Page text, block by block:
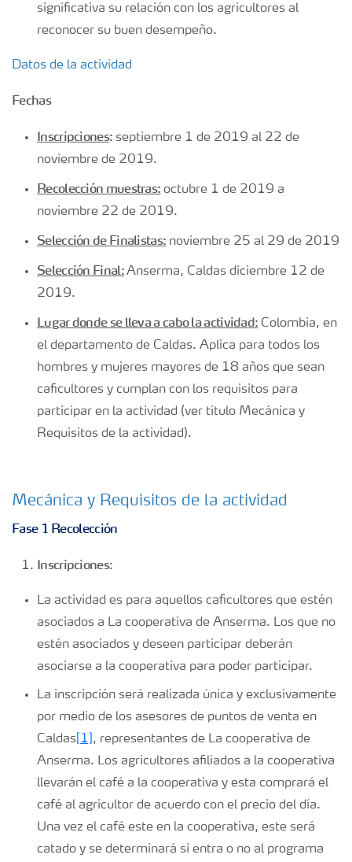
significativa su relación con los agricultores al
reconocer su buen desempeño.
Datos de la actividad
Fechas
Inscripciones: septiembre 1 de 2019 al 22 de
noviembre de 2019.
Recolección muestras: octubre 1 de 2019 a
noviembre 22 de 2019.
Selección de Finalistas: noviembre 25 al 29 de 2019
Selección Final: Anserma, Caldas diciembre 12 de
2019.
Lugar donde se lleva a cabo la actividad: Colombia, en
el departamento de Caldas. Aplica para todos los
hombres y mujeres mayores de 18 años que sean
caficultores y cumplan con los requisitos para
participar en la actividad (ver título Mecánica y
Requisitos de la actividad).
Mecánica y Requisitos de la actividad
Fase 1 Recolección
Inscripciones:
La actividad es para aquellos caficultores que estén
asociados a La cooperativa de Anserma. Los que no
estén asociados y deseen participar deberán
asociarse a la cooperativa para poder participar.
La inscripción será realizada única y exclusivamente
por medio de los asesores de puntos de venta en
Caldas [1] , representantes de La cooperativa de
Anserma. Los agricultores afiliados a la cooperativa
llevarán el café a la cooperativa y esta comprará el
café al agricultor de acuerdo con el precio del día.
Una vez el café este en la cooperativa, este será
catado y se determinará si entra o no al programa